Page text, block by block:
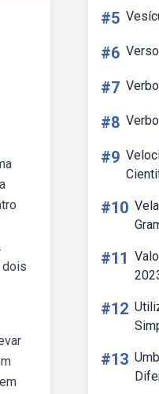
dois
#5
#6
#7
#8
#9
#10
#11
#12
#13